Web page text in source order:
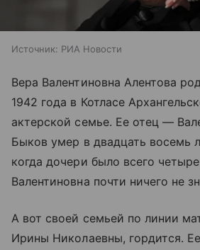
Источник: РИА Новости
Вера Валентиновна Алентова
1942 года в Котласе
актерской семье. Ее отец —
Быков умер в двадцать восемь
когда дочери было всего
Валентиновна почти ничего не
А вот своей семьей по линии
Ирины Николаевны, гордится.